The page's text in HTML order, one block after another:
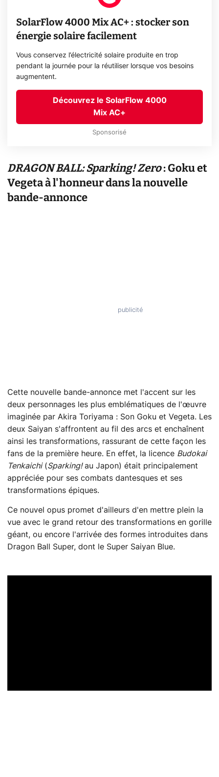
SolarFlow 4000 Mix AC+ : stocker son
énergie solaire facilement
Vous conservez l’électricité solaire produite en trop
pendant la journée pour la réutiliser lorsque vos besoins
augmentent.
Découvrez le SolarFlow 4000
Mix AC+
Sponsorisé
DRAGON BALL: Sparking! Zero: Goku et
Vegeta à l'honneur dans la nouvelle
bande-annonce
Cette nouvelle bande-annonce met l'accent sur les
deux personnages les plus emblématiques de l'œuvre
imaginée par Akira Toriyama : Son Goku et Vegeta. Les
deux Saiyan s'affrontent au fil des arcs et enchaînent
ainsi les transformations, rassurant de cette façon les
fans de la première heure. En effet, la licence Budokai
Tenkaichi(Sparking!au Japon) était principalement
appréciée pour ses combats dantesques et ses
transformations épiques.
Ce nouvel opus promet d'ailleurs d'en mettre plein la
vue avec le grand retour des transformations en gorille
géant, ou encore l'arrivée des formes introduites dans
Dragon Ball Super, dont le Super Saiyan Blue.